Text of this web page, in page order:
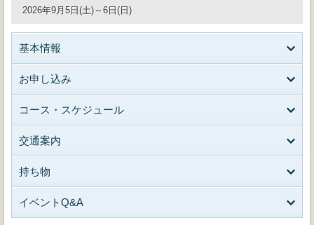
2026年9月5日(土)～6日(日)
基本情報
お申し込み
コース・スケジュール
交通案内
持ち物
イベントQ&A